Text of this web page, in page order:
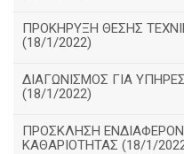
ΠΡΟΚΗΡΥΞΗ ΘΕΣΗΣ
(18/1/2022)
ΔΙΑΓΩΝΙΣΜΟΣ ΓΙΑ
(18/1/2022)
ΠΡΟΣΚΛΗΣΗ
ΚΑΘΑΡΙΟΤΗΤΑΣ (18/1/